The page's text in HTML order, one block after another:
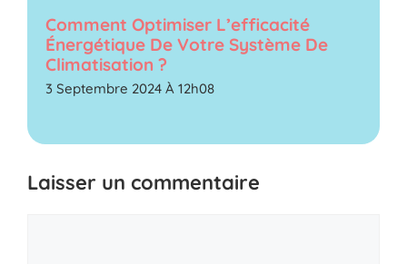
Comment Optimiser L’efficacité
Énergétique De Votre Système De
Climatisation ?
3 Septembre 2024 À 12h08
Laisser un commentaire